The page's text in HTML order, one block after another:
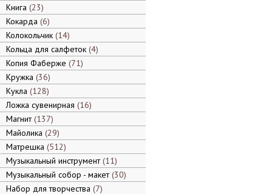
Книга 23
Кокарда 6
Колокольчик 14
Кольца для салфеток 4
Копия Фаберже 71
Кружка 36
Кукла 128
Ложка сувенирная 16
Магнит 137
Майолика 29
Матрешка 512
Музыкальный инструмент 11
Музыкальный собор - макет 30
Набор для творчества 7